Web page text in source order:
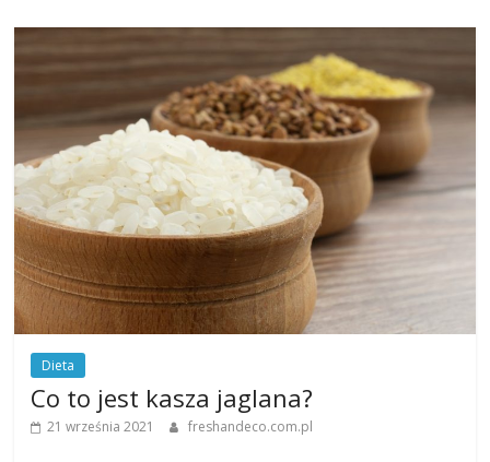
Dieta
Co to jest kasza jaglana?
21 września 2021 freshandeco.com.pl